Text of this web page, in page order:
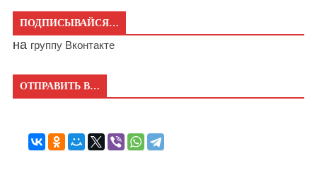
ПОДПИСЫВАЙСЯ…
на группу Вконтакте
ОТПРАВИТЬ В…